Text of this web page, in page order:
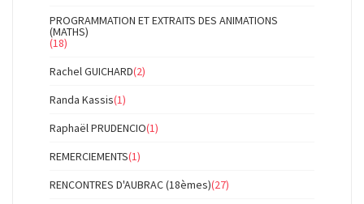
PROGRAMMATION ET EXTRAITS DES ANIMATIONS
(MATHS)
(18)
Rachel GUICHARD(2)
Randa Kassis(1)
Raphaël PRUDENCIO(1)
REMERCIEMENTS(1)
RENCONTRES D'AUBRAC (18èmes)(27)